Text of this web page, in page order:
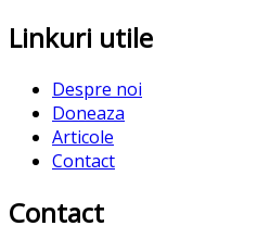
Linkuri utile
Despre noi
Doneaza
Articole
Contact
Contact